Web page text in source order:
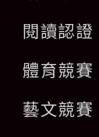
閱讀認證
體育競賽
藝文競賽